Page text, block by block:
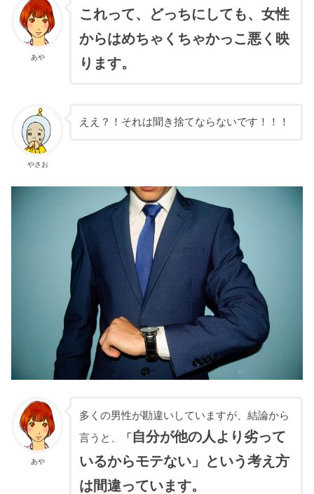
あや
これって、どっちにしても、女性
からはめちゃくちゃかっこ悪く映
ります。
やさお
ええ？！それは聞き捨てならないです！！！
あや
多くの男性が勘違いしていますが、結論から
言うと、
「 自分が他の人より劣って
いるからモテない」という考え方
は間違っています。